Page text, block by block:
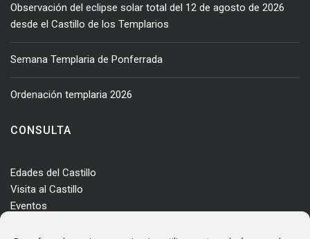
Observación del eclipse solar total del 12 de agosto de 2026
desde el Castillo de los Templarios
Semana Templaria de Ponferrada
Ordenación templaria 2026
CONSULTA
Edades del Castillo
Visita al Castillo
Eventos